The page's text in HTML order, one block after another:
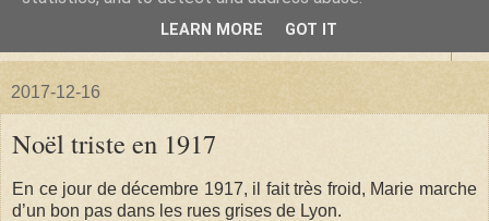
2017-12-16
Noël triste en 1917
En ce jour de décembre 1917, il fait très froid, Marie marche
d’un bon pas dans les rues grises de Lyon.
LEARN MORE GOT IT